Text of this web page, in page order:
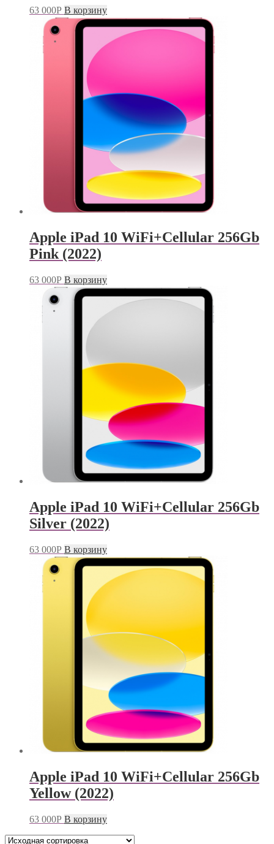
63 000Р В корзину
Apple iPad 10 WiFi+Cellular 256Gb
Pink (2022)
63 000Р В корзину
Apple iPad 10 WiFi+Cellular 256Gb
Silver (2022)
63 000Р В корзину
Apple iPad 10 WiFi+Cellular 256Gb
Yellow (2022)
63 000Р В корзину